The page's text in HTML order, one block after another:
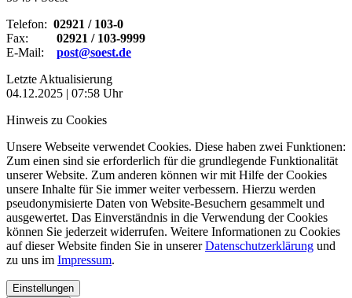
Telefon: 02921 / 103-0
Fax: 02921 / 103-9999
E-Mail: post@soest.de
Letzte Aktualisierung
04.12.2025 | 07:58 Uhr
Hinweis zu Cookies
Unsere Webseite verwendet Cookies. Diese haben zwei Funktionen:
Zum einen sind sie erforderlich für die grundlegende Funktionalität
unserer Website. Zum anderen können wir mit Hilfe der Cookies
unsere Inhalte für Sie immer weiter verbessern. Hierzu werden
pseudonymisierte Daten von Website-Besuchern gesammelt und
ausgewertet. Das Einverständnis in die Verwendung der Cookies
können Sie jederzeit widerrufen. Weitere Informationen zu Cookies
auf dieser Website finden Sie in unsererDatenschutzerklärung und
zu uns im Impressum.
Einstellungen